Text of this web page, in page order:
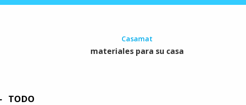
Casamat
materiales para su casa
TODO